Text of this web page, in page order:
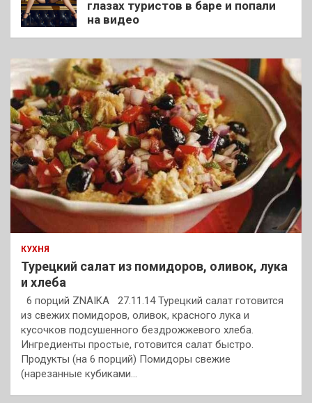
глазах туристов в баре и попали
на видео
КУХНЯ
Турецкий салат из помидоров, оливок, лука
и хлеба
6 порций ZNAIKA 27.11.14 Турецкий салат готовится
из свежих помидоров, оливок, красного лука и
кусочков подсушенного бездрожжевого хлеба.
Ингредиенты простые, готовится салат быстро.
Продукты (на 6 порций) Помидоры свежие
(нарезанные кубиками…